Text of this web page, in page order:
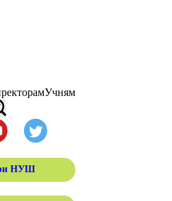
Учням
НУШ